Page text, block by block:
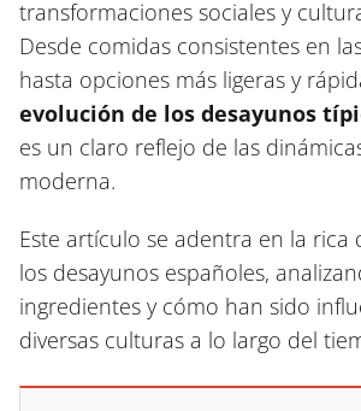
transformaciones sociales y
Desde comidas consistentes en
hasta opciones más ligeras y
evolución de los desayunos
es un claro reflejo de las
moderna.
Este artículo se adentra en la rica
los desayunos españoles,
ingredientes y cómo han sido
diversas culturas a lo largo del